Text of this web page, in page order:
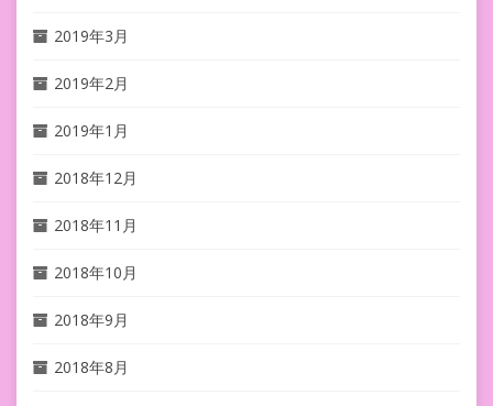
2019年3月
2019年2月
2019年1月
2018年12月
2018年11月
2018年10月
2018年9月
2018年8月